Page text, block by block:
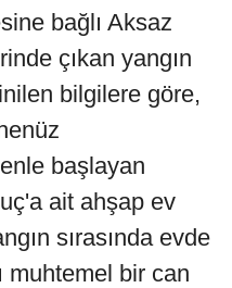
bağlı Aksaz
çıkan yangın
bilgilere göre,
başlayan
ait ahşap ev
sırasında evde
muhtemel bir can